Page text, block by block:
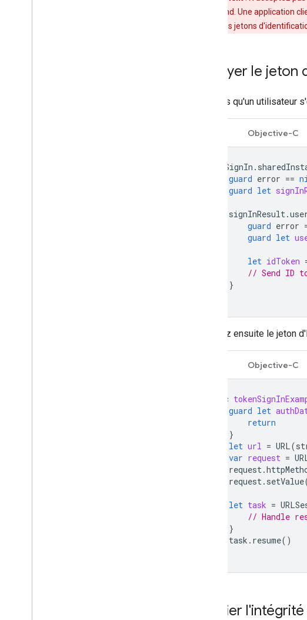
serveur backend. Une application
donc utiliser des jetons
Envoyer le
Une fois qu'un utilisateur
Objective-C
GIDSignIn .
guard error ==
guard let
signInResult.
guard error
guard let
let idToken
// Send ID
}
Envoyez ensuite le jeton
Objective-C
func
guard let
return
}
let url = URL(
var request =
request.
request. setValue
let task =
// Handle
}
task . resume()
Vérifier